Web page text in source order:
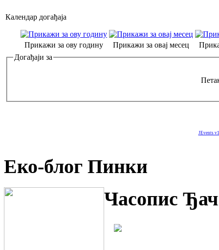
Календар догађаја
Прикажи за ову годину Прикажи за овај месец
Догађаји за
JEvents
Еко-блог Пинки
Часопис